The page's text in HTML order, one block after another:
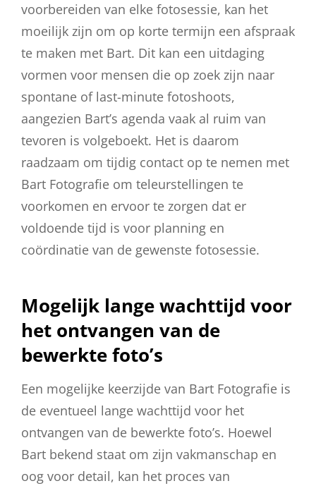
voorbereiden van elke fotosessie, kan het
moeilijk zijn om op korte termijn een afspraak
te maken met Bart. Dit kan een uitdaging
vormen voor mensen die op zoek zijn naar
spontane of last-minute fotoshoots,
aangezien Bart’s agenda vaak al ruim van
tevoren is volgeboekt. Het is daarom
raadzaam om tijdig contact op te nemen met
Bart Fotografie om teleurstellingen te
voorkomen en ervoor te zorgen dat er
voldoende tijd is voor planning en
coördinatie van de gewenste fotosessie.
Mogelijk lange wachttijd voor
het ontvangen van de
bewerkte foto’s
Een mogelijke keerzijde van Bart Fotografie is
de eventueel lange wachttijd voor het
ontvangen van de bewerkte foto’s. Hoewel
Bart bekend staat om zijn vakmanschap en
oog voor detail, kan het proces van